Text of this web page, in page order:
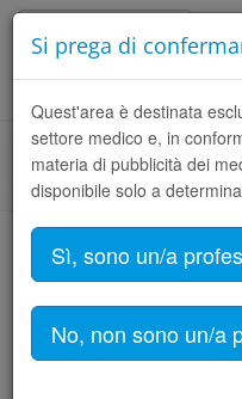
Homepage PER
LINK SPII
Si prega di
Quest'area è destinata
settore medico e, in
materia di pubblicità dei
disponibile solo a
Sì, sono un/a
No, non sono un/a